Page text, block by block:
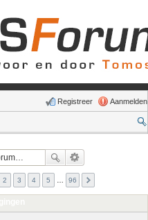
Aanmelden
Registreer
2 3 4 5 96